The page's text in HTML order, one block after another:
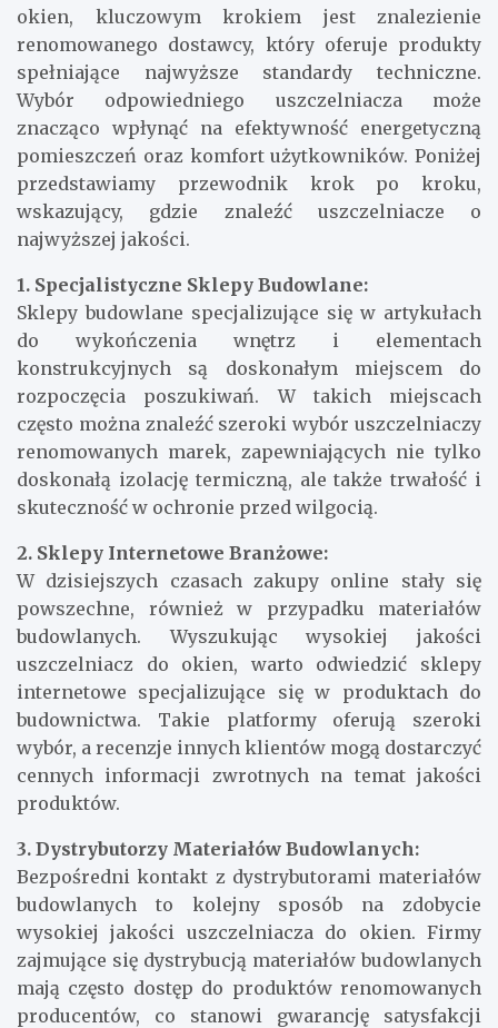
okien, kluczowym krokiem jest znalezienie
renomowanego dostawcy, który oferuje produkty
spełniające najwyższe standardy techniczne.
Wybór odpowiedniego uszczelniacza może
znacząco wpłynąć na efektywność energetyczną
pomieszczeń oraz komfort użytkowników. Poniżej
przedstawiamy przewodnik krok po kroku,
wskazujący, gdzie znaleźć uszczelniacze o
najwyższej jakości.
1. Specjalistyczne Sklepy Budowlane:
Sklepy budowlane specjalizujące się w artykułach
do wykończenia wnętrz i elementach
konstrukcyjnych są doskonałym miejscem do
rozpoczęcia poszukiwań. W takich miejscach
często można znaleźć szeroki wybór uszczelniaczy
renomowanych marek, zapewniających nie tylko
doskonałą izolację termiczną, ale także trwałość i
skuteczność w ochronie przed wilgocią.
2. Sklepy Internetowe Branżowe:
W dzisiejszych czasach zakupy online stały się
powszechne, również w przypadku materiałów
budowlanych. Wyszukując wysokiej jakości
uszczelniacz do okien, warto odwiedzić sklepy
internetowe specjalizujące się w produktach do
budownictwa. Takie platformy oferują szeroki
wybór, a recenzje innych klientów mogą dostarczyć
cennych informacji zwrotnych na temat jakości
produktów.
3. Dystrybutorzy Materiałów Budowlanych:
Bezpośredni kontakt z dystrybutorami materiałów
budowlanych to kolejny sposób na zdobycie
wysokiej jakości uszczelniacza do okien. Firmy
zajmujące się dystrybucją materiałów budowlanych
mają często dostęp do produktów renomowanych
producentów, co stanowi gwarancję satysfakcji